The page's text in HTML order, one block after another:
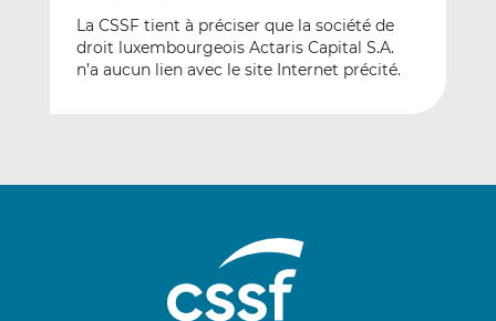
La CSSF tient à préciser que la société de
droit luxembourgeois Actaris Capital S.A.
n’a aucun lien avec le site Internet précité.